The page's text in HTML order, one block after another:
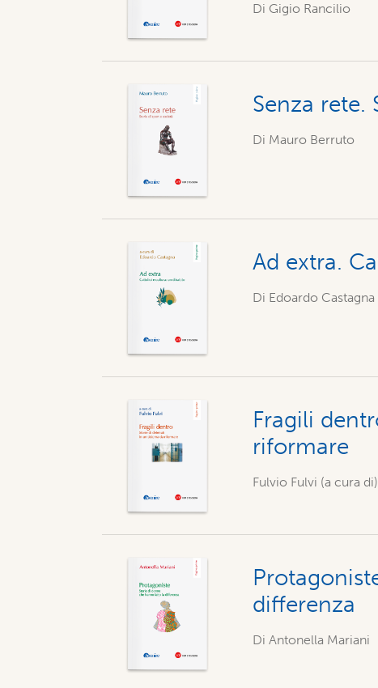
Di Gigio Rancilio
Senza rete.
Di Mauro Berruto
Ad extra.
Di Edoardo Castagna
Fragili
riformare
Fulvio Fulvi (a cura di)
differenza
Di Antonella Mariani